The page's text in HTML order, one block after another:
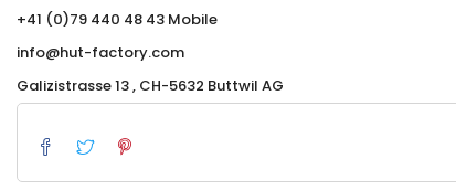
+41 (0)79 440 48 43 Mobile
info@hut-factory.com
Galizistrasse 13 , CH-5632 Buttwil AG